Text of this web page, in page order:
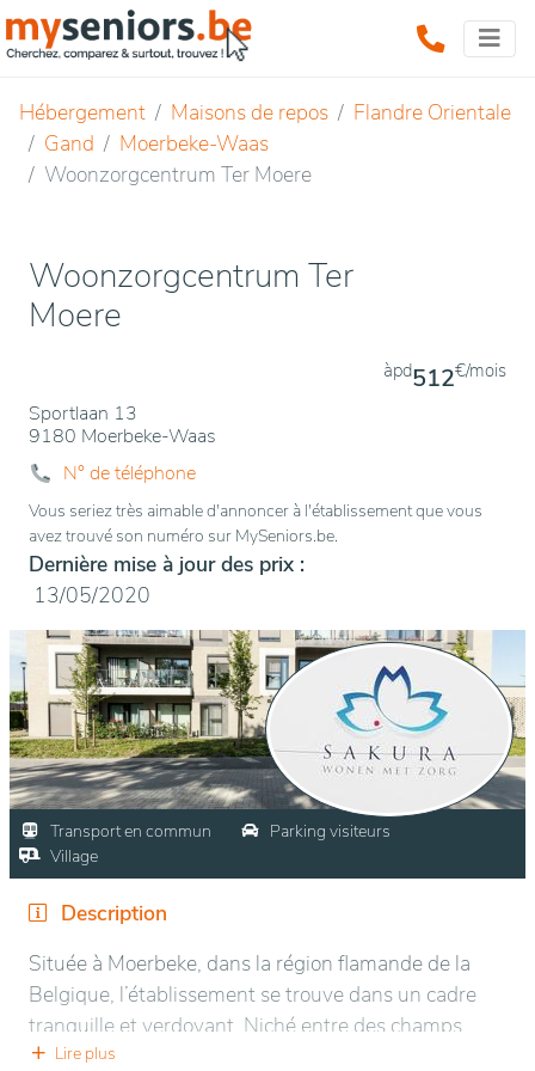
Hébergement Maisons de repos
Flandre Orientale
Gand
Moerbeke-Waas
Woonzorgcentrum Ter Moere
Woonzorgcentrum Ter
Moere
Sportlaan 13
9180 Moerbeke-Waas
àpd512€/mois
N° de téléphone
Vous seriez très aimable d'annoncer à l'établissement que vous
avez trouvé son numéro sur MySeniors.be.
Dernière mise à jour des prix :
13/05/2020
Transport en commun
Parking visiteurs
Village
Description
Située à Moerbeke, dans la région flamande de la
Belgique, l’établissement se trouve dans un cadre
tranquille et verdoyant. Niché entre des champs
agricoles et des bois, il offre un environnement
Lire plus